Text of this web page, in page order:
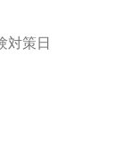
対策日